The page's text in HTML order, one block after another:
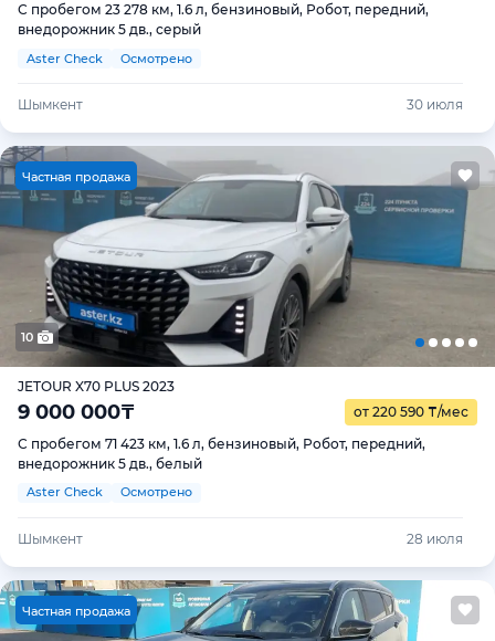
С пробегом 23 278 км, 1.6 л, бензиновый, Робот, передний,
внедорожник 5 дв., серый
Aster Check Осмотрено
Шымкент 30 июля
Частная продажа
10
JETOUR X70 PLUS 2023
9 000 000₸ от 220 590 ₸/мес
С пробегом 71 423 км, 1.6 л, бензиновый, Робот, передний,
внедорожник 5 дв., белый
Aster Check Осмотрено
Шымкент 28 июля
Частная продажа